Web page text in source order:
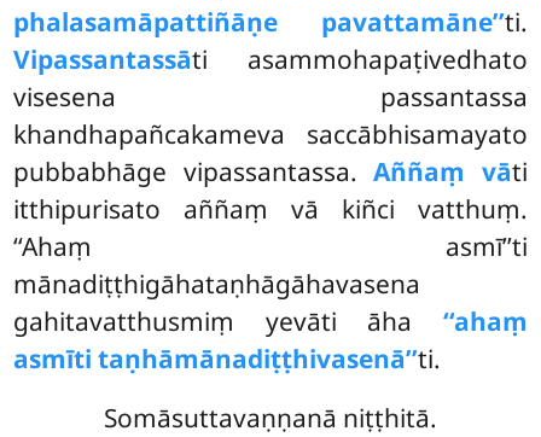
phalasamāpattiñāṇe pavattamāne’’ti.
Vipassantassāti asammohapaṭivedhato
visesena passantassa
khandhapañcakameva saccābhisamayato
pubbabhāge vipassantassa.Aññaṃ vāti
itthipurisato aññaṃ vā kiñci vatthuṃ.
‘‘Ahaṃ asmī’’ti
mānadiṭṭhigāhataṇhāgāhavasena
gahitavatthusmiṃ yevāti āha ‘‘ahaṃ
asmīti taṇhāmānadiṭṭhivasenā’’ti.
Somāsuttavaṇṇanā niṭṭhitā.